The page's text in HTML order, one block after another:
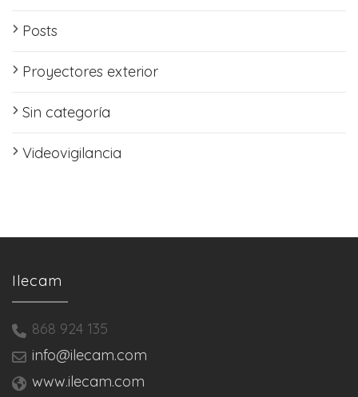
Posts
Proyectores exterior
Sin categoría
Videovigilancia
Ilecam
868 924 135
info@ilecam.com
www.ilecam.com